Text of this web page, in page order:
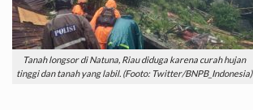
Tanah longsor di Natuna, Riau diduga karena curah hujan
tinggi dan tanah yang labil. (Footo: Twitter/BNPB_Indonesia)